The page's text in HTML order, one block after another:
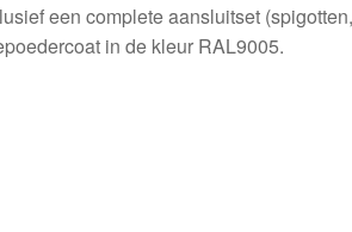
een complete aansluitset
in de kleur RAL9005.